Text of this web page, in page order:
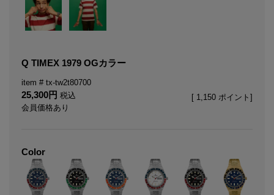
Q TIMEX 1979 OGカラー
tx-tw2t80700
25,300
税込
会員価格あり
[ 1,150 ポイント]
Color